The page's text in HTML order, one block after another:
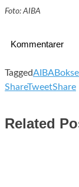
Foto: AIBA
Kommentarer
TaggedAIBA
ShareTweetShare
Related